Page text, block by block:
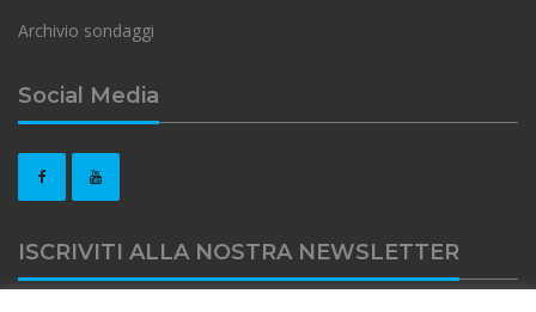
Archivio sondaggi
Social Media
ISCRIVITI ALLA NOSTRA NEWSLETTER